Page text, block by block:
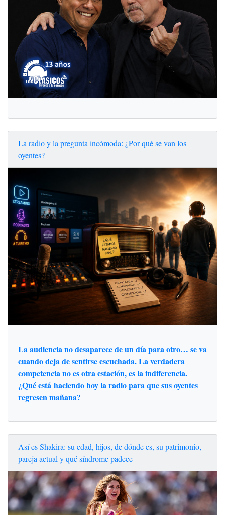
La radio y la pregunta incómoda: ¿Por qué se van los
oyentes?
La audiencia no desaparece de un día para otro… se va
cuando deja de sentirse escuchada. La verdadera
competencia no es otra estación, es la indiferencia.
¿Qué está haciendo hoy la radio para que sus oyentes
regresen mañana?
Así es Shakira: su edad, hijos, de dónde es, su patrimonio,
pareja actual y qué síndrome padece